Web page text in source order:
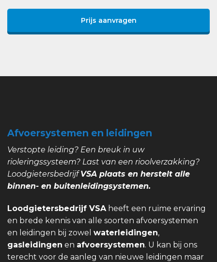
Prijs aanvragen
Afvoersystemen en leidingen
Verstopte leiding? Een breuk in uw
rioleringssysteem? Last van een rioolverzakking?
LoodgietersbedrijfVSA plaats en herstelt alle
binnen- en buitenleidingsystemen.
Loodgietersbedrijf VSA heeft een ruime ervaring
en brede kennis van alle soorten afvoersystemen
en leidingen bij zowel waterleidingen,
gasleidingen en afvoersystemen. U kan bij ons
terecht voor de aanleg van nieuwe leidingen maar